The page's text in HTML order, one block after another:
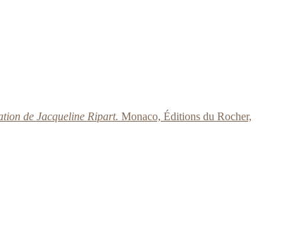
de Jacqueline Ripart. Monaco, Éditions du Rocher,